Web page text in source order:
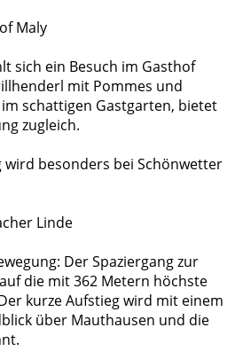
Maly
sich ein Besuch im Gasthof
mit Pommes und
schattigen Gastgarten, bietet
zugleich.
wird besonders bei Schönwetter
Linde
Der Spaziergang zur
die mit 362 Metern höchste
kurze Aufstieg wird mit einem
über Mauthausen und die